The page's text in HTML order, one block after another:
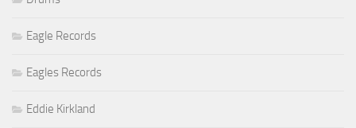
Eagle Records
Eagles Records
Eddie Kirkland